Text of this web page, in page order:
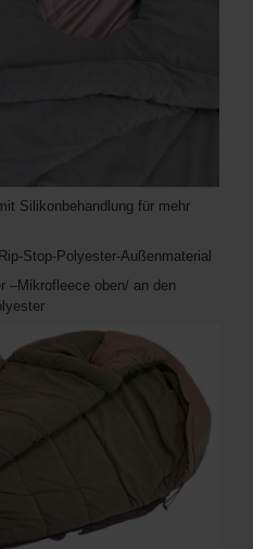
Silikonbehandlung für mehr
Stop-Polyester-Außenmaterial
–Mikrofleece oben/ an den